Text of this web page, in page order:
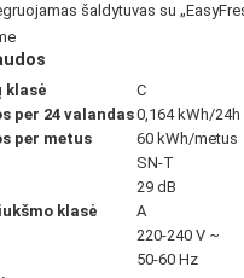
šaldytuvas su
klasė
C
per 24 valandas0,164 kWh/24h
per metus
60 kWh/metus
SN-T
29 dB
klasė
A
220-240 V ~
50-60 Hz